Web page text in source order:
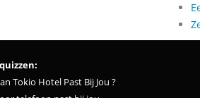
Tokio Hotel Past Bij Jou ?